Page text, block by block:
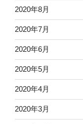
2020年8月
2020年7月
2020年6月
2020年5月
2020年4月
2020年3月